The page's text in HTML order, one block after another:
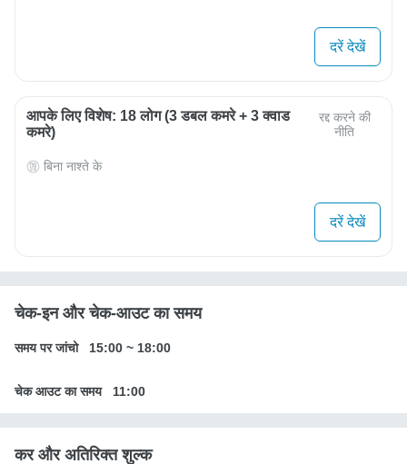
दरें देखें
आपके लिए विशेष: 18 लोग (3 डबल कमरे + 3 क्वाड
कमरे)
रद्द करने की
नीति
बिना नाश्ते के
दरें देखें
चेक-इन और चेक-आउट का समय
समय पर जांचो 15:00 ~ 18:00
चेक आउट का समय 11:00
कर और अतिरिक्त शुल्क